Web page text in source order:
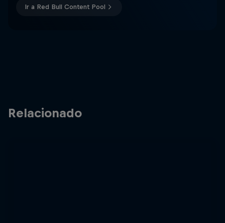
Ir a Red Bull Content Pool
Relacionado